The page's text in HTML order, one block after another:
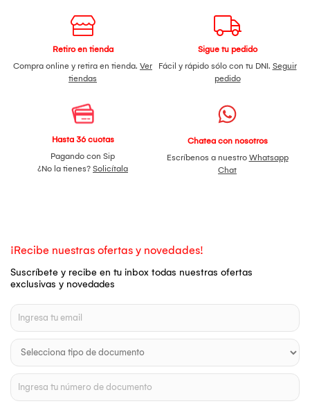
Retiro en tienda
Compra online y retira en tienda. Ver
tiendas
Sigue tu pedido
Fácil y rápido sólo con tu DNI. Seguir
pedido
Hasta 36 cuotas
Pagando con Sip
¿No la tienes? Solicítala
Chatea con nosotros
Escríbenos a nuestro Whatsapp
Chat
¡Recibe nuestras ofertas y novedades!
Suscríbete y recibe en tu inbox todas nuestras ofertas
exclusivas y novedades